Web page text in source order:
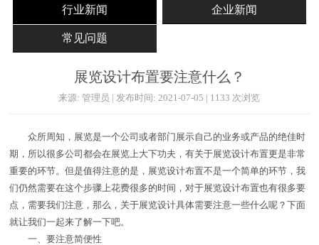
行业新闻 企业新闻
常见问题
展览设计布置要注意什么？
来源: 管理员 | 发布时间: 2021-07-05 | 1133 次浏览
众所周知，展览是一个公司或者部门展示自己的业务或产品的绝佳时
期，所以很多公司都会在展览上大下功夫，有关于展览设计布置更是非常
重要的环节。但是值得注意的是，展览设计布置不是一个简单的环节，我
们仍然需要在这个步骤上花费很多的时间，对于展览设计布置也有很多要
点，需要我们注意，那么，关于展览设计具体需要注意一些什么呢？下面
就让我们一起来了解一下吧。
一、要注意简便性